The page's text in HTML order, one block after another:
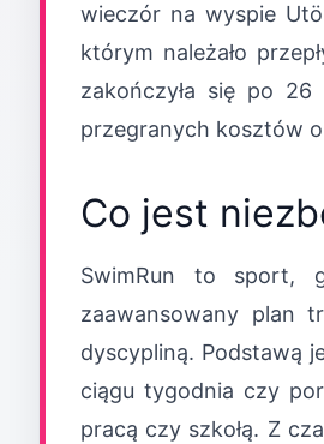
wieczór na wyspie
którym należało
zakończyła się po
przegranych kosztów
Co jest
SwimRun to sport,
zaawansowany plan
dyscypliną. Podstawą
ciągu tygodnia czy
pracą czy szkołą. Z